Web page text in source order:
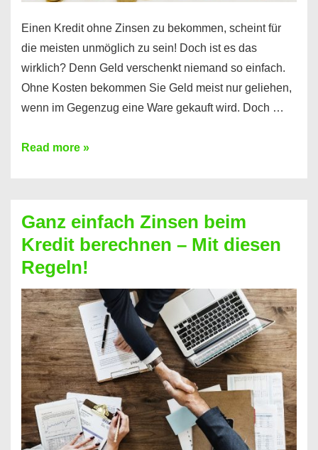
Einen Kredit ohne Zinsen zu bekommen, scheint für
die meisten unmöglich zu sein! Doch ist es das
wirklich? Denn Geld verschenkt niemand so einfach.
Ohne Kosten bekommen Sie Geld meist nur geliehen,
wenn im Gegenzug eine Ware gekauft wird. Doch …
Einen
bekommen?
So
ist
es
möglich!
Read more »
Ganz einfach Zinsen beim
Kredit berechnen – Mit diesen
Regeln!